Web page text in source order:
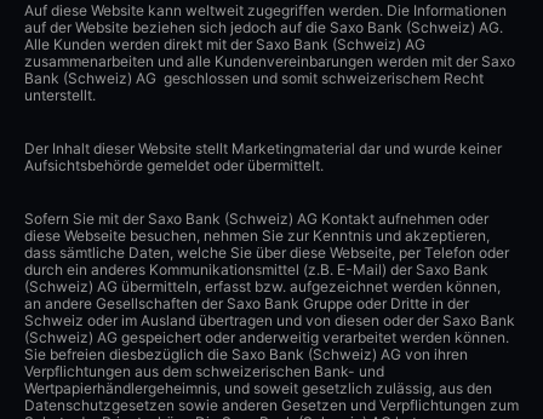
Auf diese Website kann weltweit zugegriffen werden. Die Informationen
auf der Website beziehen sich jedoch auf die Saxo Bank (Schweiz) AG.
Alle Kunden werden direkt mit der Saxo Bank (Schweiz) AG
zusammenarbeiten und alle Kundenvereinbarungen werden mit der Saxo
Bank (Schweiz) AG geschlossen und somit schweizerischem Recht
unterstellt.
Der Inhalt dieser Website stellt Marketingmaterial dar und wurde keiner
Aufsichtsbehörde gemeldet oder übermittelt.
Sofern Sie mit der Saxo Bank (Schweiz) AG Kontakt aufnehmen oder
diese Webseite besuchen, nehmen Sie zur Kenntnis und akzeptieren,
dass sämtliche Daten, welche Sie über diese Webseite, per Telefon oder
durch ein anderes Kommunikationsmittel (z.B. E-Mail) der Saxo Bank
(Schweiz) AG übermitteln, erfasst bzw. aufgezeichnet werden können,
an andere Gesellschaften der Saxo Bank Gruppe oder Dritte in der
Schweiz oder im Ausland übertragen und von diesen oder der Saxo Bank
(Schweiz) AG gespeichert oder anderweitig verarbeitet werden können.
Sie befreien diesbezüglich die Saxo Bank (Schweiz) AG von ihren
Verpflichtungen aus dem schweizerischen Bank- und
Wertpapierhändlergeheimnis, und soweit gesetzlich zulässig, aus den
Datenschutzgesetzen sowie anderen Gesetzen und Verpflichtungen zum